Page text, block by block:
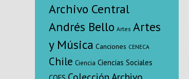
Archivo Central
Andrés Bello Artes Artes
y Música Canciones CENECA
Chile Ciencia Ciencias Sociales